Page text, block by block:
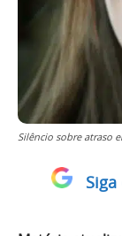
Silêncio sobre atraso